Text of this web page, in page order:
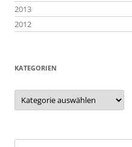
2013
2012
KATEGORIEN
Kategorien